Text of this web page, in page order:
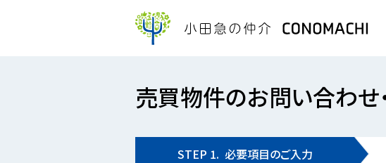
売買物件のお問い合わせ
STEP 1. 必要項目のご入力